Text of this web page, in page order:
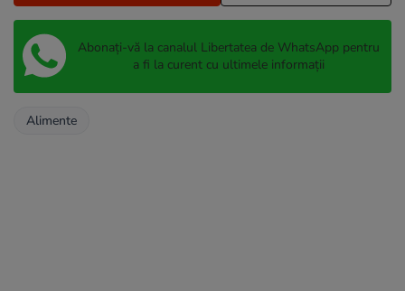
Abonați-vă la canalul Libertatea de WhatsApp pentru
a fi la curent cu ultimele informații
Alimente